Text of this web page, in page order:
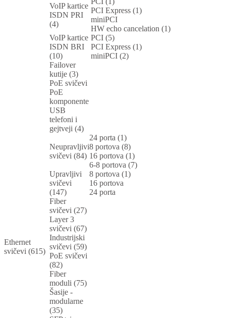
VoIP kartice
ISDN PRI
(4)
PCI Express (1)
miniPCI
HW echo cancelation (1)
VoIP kartice
ISDN BRI
(10)
PCI (5)
PCI Express (1)
miniPCI (2)
Failover
kutije (3)
PoE svičevi
PoE
komponente
USB
telefoni i
gejtveji (4)
Ethernet
svičevi (615)
Neupravljivi
svičevi (84)
24 porta (1)
8 portova (8)
16 portova (1)
6-8 portova (7)
Upravljivi
svičevi
(147)
8 portova (1)
16 portova
24 porta
Fiber
svičevi (27)
Layer 3
svičevi (67)
Industrijski
svičevi (59)
PoE svičevi
(82)
Fiber
moduli (75)
Šasije -
modularne
(35)